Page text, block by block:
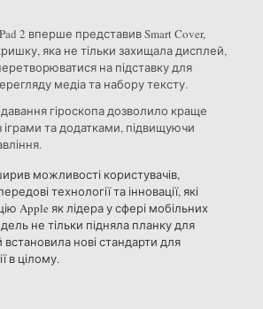
2 вперше представив Smart Cover,
яка не тільки захищала дисплей,
на підставку для
медіа та набору тексту.
гіроскопа дозволило краще
іграми та додатками, підвищуючи
можливості користувачів,
технології та інновації, які
Apple як лідера у сфері мобільних
не тільки підняла планку для
встановила нові стандарти для
в цілому.